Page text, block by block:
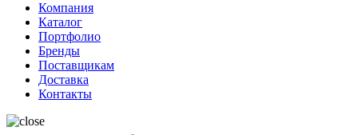
Компания
Каталог
Портфолио
Бренды
Поставщикам
Доставка
Контакты